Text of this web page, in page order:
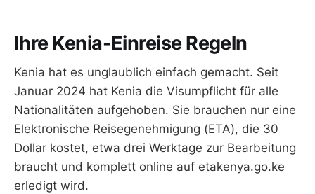
Ihre Kenia-Einreise Regeln
Kenia hat es unglaublich einfach gemacht. Seit
Januar 2024 hat Kenia die Visumpflicht für alle
Nationalitäten aufgehoben. Sie brauchen nur eine
Elektronische Reisegenehmigung (ETA), die 30
Dollar kostet, etwa drei Werktage zur Bearbeitung
braucht und komplett online auf etakenya.go.ke
erledigt wird.